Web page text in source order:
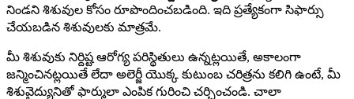
నిండని శిశువుల కోసం రూపొందించబడింది. ఇది ప్రత్యేకంగా సిఫార్సు
చేయబడిన శిశువులకు మాత్రమే.
మీ శిశువుకు నిర్దిష్ట ఆరోగ్య పరిస్థితులు ఉన్నట్లయితే, అకాలంగా
జన్మించినట్లయితే లేదా అలెర్జీ యొక్క కుటుంబ చరిత్రను కలిగి ఉంటే, మీ
శిశువైద్యునితో ఫార్ములా ఎంపిక గురించి చర్చించండి. చాలా